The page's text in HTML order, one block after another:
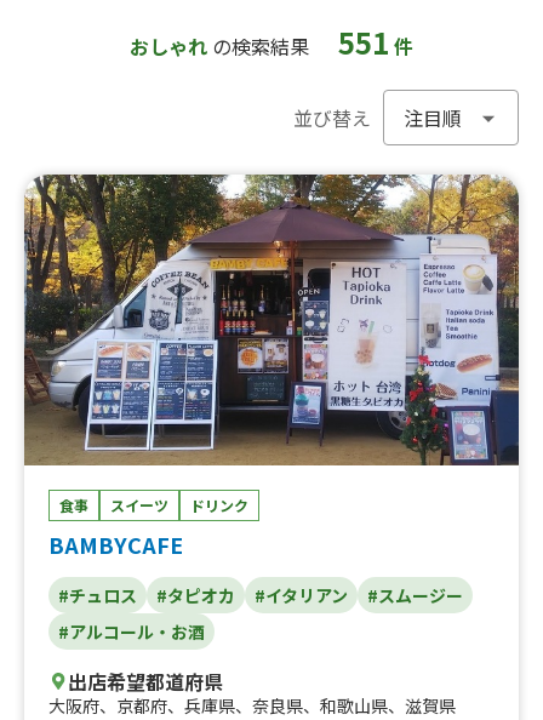
おしゃれ の検索結果 551 件
並び替え
食事 スイーツ ドリンク
BAMBYCAFE
#チュロス #タピオカ #イタリアン
#スムージー
#アルコール・お酒
出店希望都道府県
大阪府、 京都府、 兵庫県、 奈良県、 和歌山県、 滋賀県